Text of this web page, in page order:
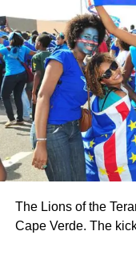
The Lions of the
Cape Verde. The